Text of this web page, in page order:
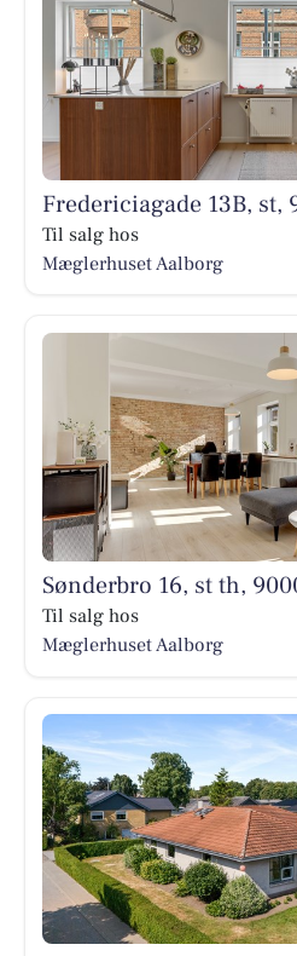
Fredericiagade 13B, st,
Til salg hos
Mæglerhuset Aalborg
Sønderbro 16, st th,
Til salg hos
Mæglerhuset Aalborg